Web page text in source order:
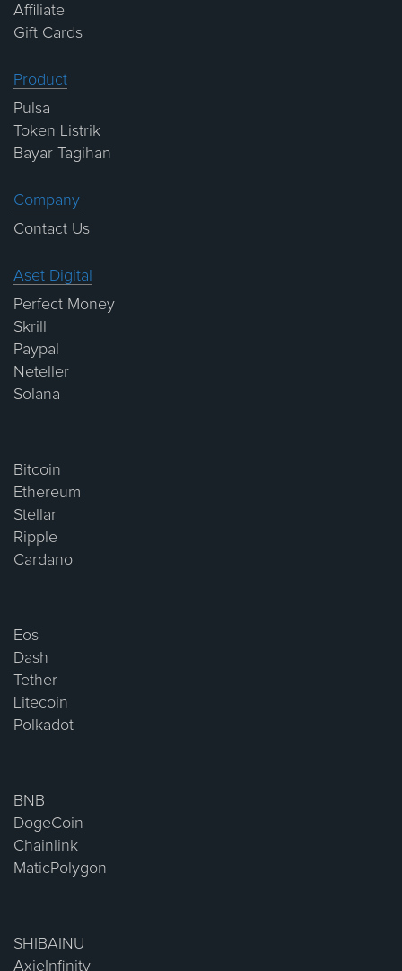
Affiliate
Gift Cards
Product
Pulsa
Token Listrik
Bayar Tagihan
Company
Contact Us
Aset Digital
Perfect Money
Skrill
Paypal
Neteller
Solana
Bitcoin
Ethereum
Stellar
Ripple
Cardano
Eos
Dash
Tether
Litecoin
Polkadot
BNB
DogeCoin
Chainlink
MaticPolygon
SHIBAINU
AxieInfinity